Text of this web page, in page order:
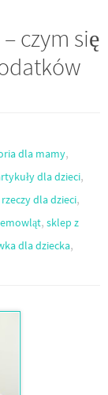
czym się
dla mamy,
dla dzieci,
rzeczy dla dzieci,
, sklep z
dla dziecka,